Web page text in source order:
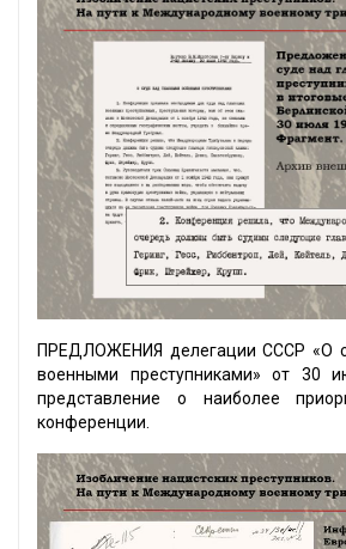
ПРЕДЛОЖЕНИЯ делегации CCCP «О
военными преступниками» от 30
представление о наиболее
конференции.